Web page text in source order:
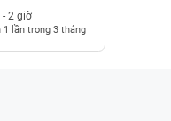
- 2 giờ
1 lần trong 3 tháng